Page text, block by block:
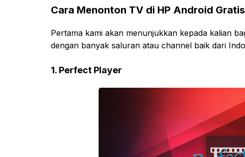
Cara Menonton TV di HP Android
Pertama kami akan menunjukkan kepada kalian
dengan banyak saluran atau channel baik dari
1. Perfect Player